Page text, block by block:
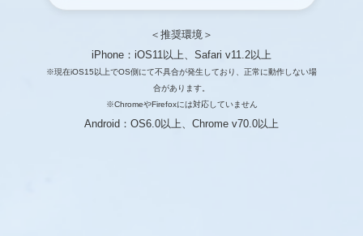
＜推奨環境＞
iPhone：iOS11以上、Safari v11.2以上
※現在iOS15以上でOS側にて不具合が発生しており、正常に動作しない場
合があります。
※ChromeやFirefoxには対応していません
Android：OS6.0以上、Chrome v70.0以上